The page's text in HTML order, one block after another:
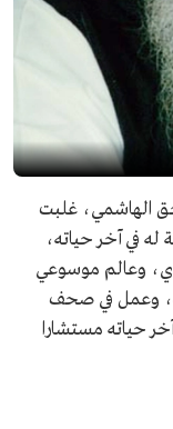
سعودي.
الهاشمي، غلبت
في آخر حياته،
أديب ولغوي، وعالم موسوعي
وعمل في صحف
حياته مستشارا